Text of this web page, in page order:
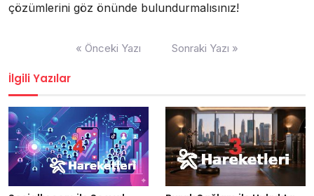
çözümlerini göz önünde bulundurmalısınız!
« Önceki Yazı Sonraki Yazı »
İlgili Yazılar